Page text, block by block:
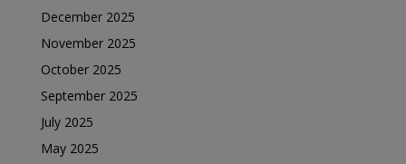
December 2025
November 2025
October 2025
September 2025
July 2025
May 2025